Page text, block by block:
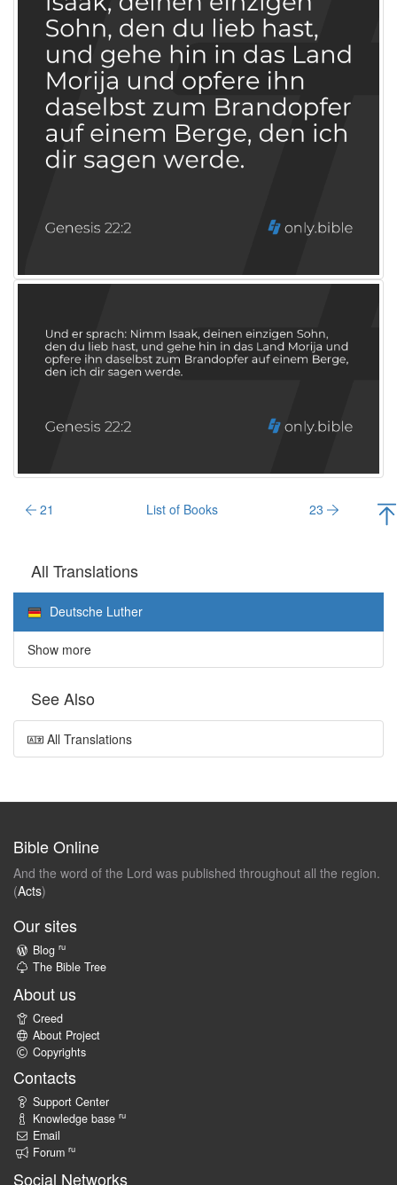
21 List of Books 23
All Translations
Deutsche Luther
Show more
See Also
All Translations
Bible Online
And the word of the Lord was published throughout all the region.
(Acts)
Our sites
Blog ru
The Bible Tree
About us
Creed
About Project
Copyrights
Contacts
Support Center
Knowledge base ru
Email
Forum ru
Social Networks